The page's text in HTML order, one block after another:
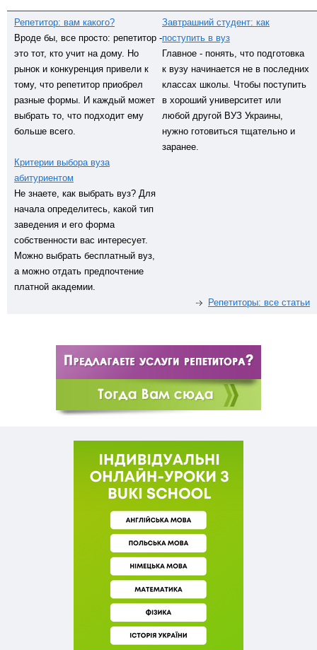
Репетитор: вам какого?
Вроде бы, все просто: репетитор -
это тот, кто учит на дому. Но
рынок и конкуренция привели к
тому, что репетитор приобрел
разные формы. И каждый может
выбрать то, что подходит ему
больше всего.
Завтрашний студент: как
поступить в вуз
Главное - понять, что подготовка
к вузу начинается не в последних
классах школы. Чтобы поступить
в хороший университет или
любой другой ВУЗ Украины,
нужно готовиться тщательно и
заранее.
Критерии выбора вуза
абитуриентом
Не знаете, как выбрать вуз? Для
начала определитесь, какой тип
заведения и его форма
собственности вас интересует.
Можно выбрать бесплатный вуз,
а можно отдать предпочтение
платной академии.
Репетиторы: все статьи